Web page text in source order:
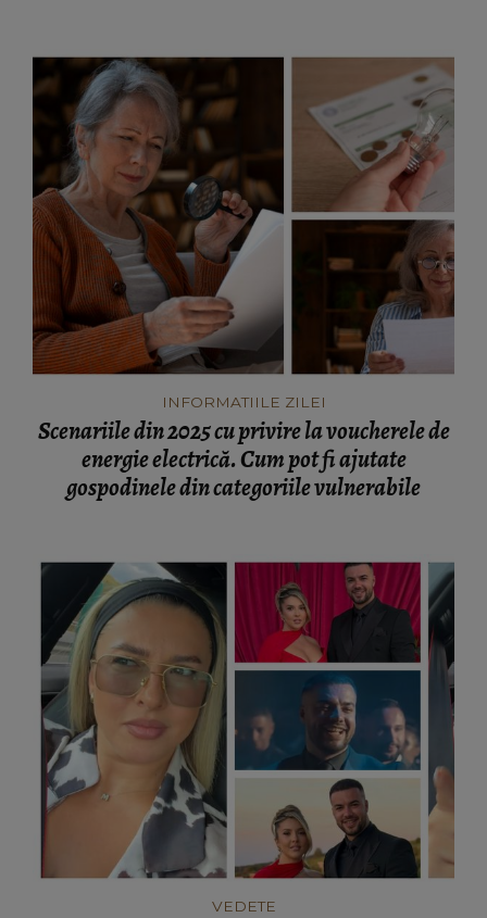
INFORMATIILE ZILEI
Scenariile din 2025 cu privire la voucherele de
energie electrică. Cum pot fi ajutate
gospodinele din categoriile vulnerabile
VEDETE